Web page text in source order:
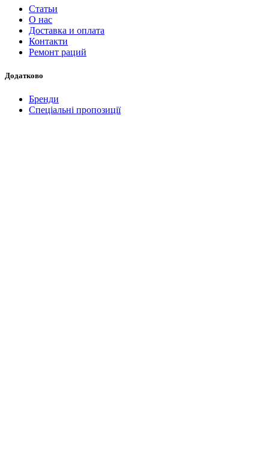
Статьи
О нас
Доставка и оплата
Контакти
Ремонт раций
Додатково
Бренди
Спеціальні пропозиції